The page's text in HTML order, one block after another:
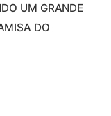
UM GRANDE
DO